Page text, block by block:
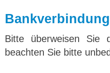
Bitte überweisen Sie
beachten Sie bitte